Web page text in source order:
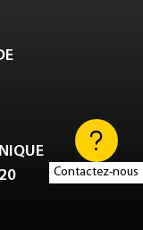
Contactez-nous